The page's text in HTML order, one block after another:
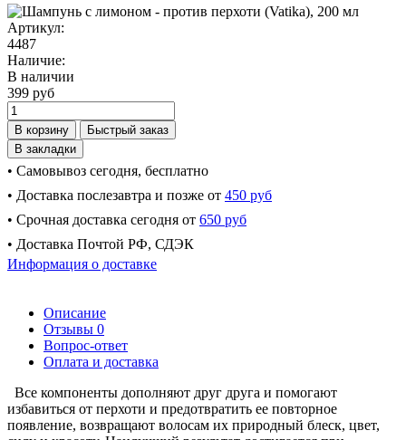
Артикул:
4487
Наличие:
В наличии
399 руб
В корзину
Быстрый заказ
В закладки
• Самовывоз сегодня, бесплатно
• Доставка послезавтра и позже от 450 руб
• Срочная доставка сегодня от 650 руб
• Доставка Почтой РФ, СДЭК
Информация о доставке
Описание
Отзывы 0
Вопрос-ответ
Оплата и доставка
Все компоненты дополняют друг друга и помогают
избавиться от перхоти и предотвратить ее повторное
появление, возвращают волосам их природный блеск, цвет,